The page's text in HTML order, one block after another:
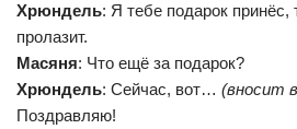
Хрюндель: Я тебе подарок принёс,
пролазит.
Масяня: Что ещё за подарок?
Хрюндель: Сейчас, вот… (вносит
Поздравляю!